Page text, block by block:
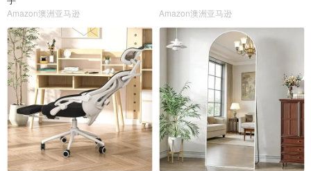
Amazon澳洲亚马逊 Amazon澳洲亚马逊